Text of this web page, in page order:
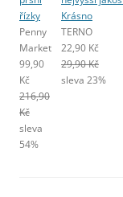
řízky
Penny
Market
99,90
Kč
216,90
Kč
sleva
54%
Krásno
TERNO
22,90 Kč
29,90 Kč
sleva 23%